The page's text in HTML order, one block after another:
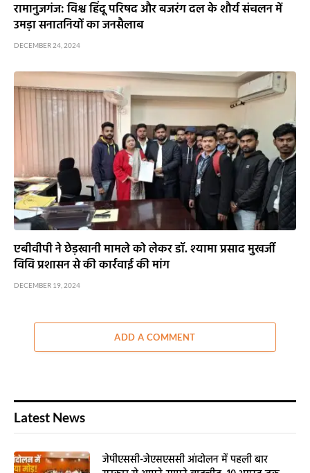
रामानुजगंज: विश्व हिंदू परिषद और बजरंग दल के शौर्य संचलन में
उमड़ा सनातनियों का जनसैलाब
DECEMBER 24, 2024
एबीवीपी ने छेड़खानी मामले को लेकर डॉ. श्यामा प्रसाद मुखर्जी
विवि प्रशासन से की कार्रवाई की मांग
DECEMBER 19, 2024
ADD A COMMENT
Latest News
जेपीएससी-जेएसएससी आंदोलन में पहली बार